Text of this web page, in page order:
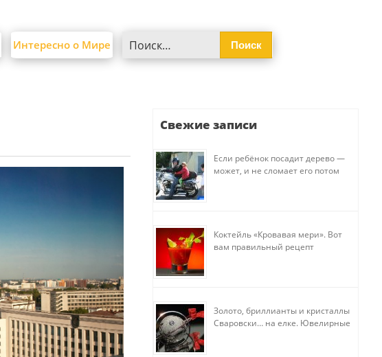
Интересно о Мире
Свежие записи
Если ребёнок посадит дерево —
может, и не сломает его потом
Коктейль «Кровавая мери». Вот
вам правильный рецепт
Золото, бриллианты и кристаллы
Сваровски… на елке. Ювелирные